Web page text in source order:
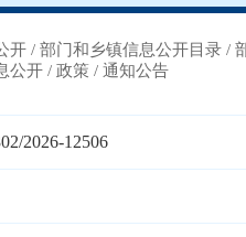
开 / 部门和乡镇信息公开目录 /
公开 / 政策 / 通知公告
2026-12506